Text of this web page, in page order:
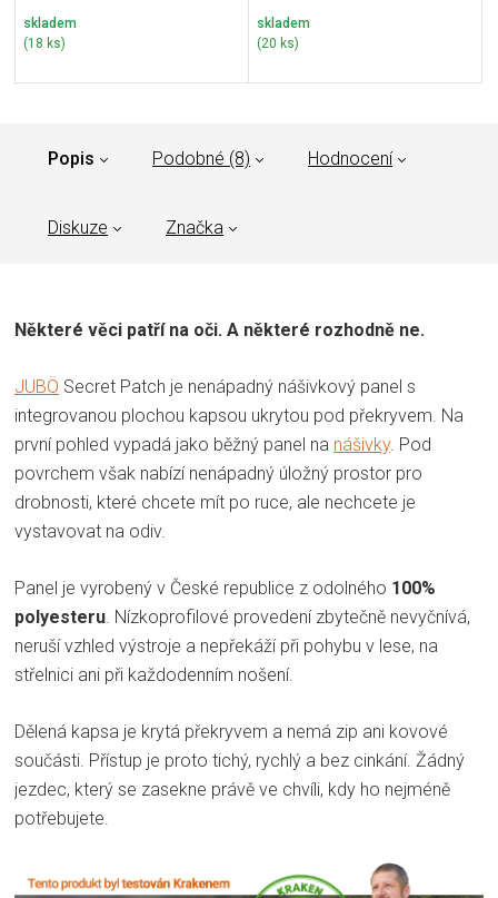
skladem
(18 ks)
skladem
(20 ks)
Popis Podobné (8) Hodnocení
Diskuze Značka
Některé věci patří na oči. A některé rozhodně ne.
JUBÖ Secret Patch je nenápadný nášivkový panel s
integrovanou plochou kapsou ukrytou pod překryvem. Na
první pohled vypadá jako běžný panel na nášivky. Pod
povrchem však nabízí nenápadný úložný prostor pro
drobnosti, které chcete mít po ruce, ale nechcete je
vystavovat na odiv.
Panel je vyrobený v České republice z odolného 100%
polyesteru. Nízkoprofilové provedení zbytečně nevyčnívá,
neruší vzhled výstroje a nepřekáží při pohybu v lese, na
střelnici ani při každodenním nošení.
Dělená kapsa je krytá překryvem a nemá zip ani kovové
součásti. Přístup je proto tichý, rychlý a bez cinkání. Žádný
jezdec, který se zasekne právě ve chvíli, kdy ho nejméně
potřebujete.